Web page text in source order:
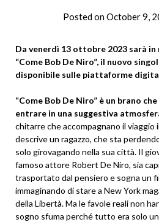
Posted onOctober 9,
Da venerdì 13 ottobre 2023 sarà
“Come Bob De Niro”, il nuovo
disponibile sulle piattaforme
“Come Bob De Niro” è un brano
entrare in una suggestiva
chitarre che accompagnano il viaggio
descrive un ragazzo, che sta
solo girovagando nella sua città. Il
famoso attore Robert De Niro, sia
trasportato dal pensiero e sogna un
immaginando di stare a New York
della Libertà. Ma le favole reali non
sogno sfuma perché tutto era solo